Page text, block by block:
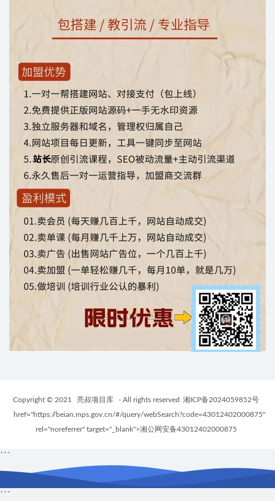
Copyright © 2021 亮叔项目库 - All rights reserved 湘ICP备2024059852号
href="https://beian.mps.gov.cn/#/query/webSearch?code=43012402000875"
rel="noreferrer" target="_blank">湘公网安备43012402000875
```
```